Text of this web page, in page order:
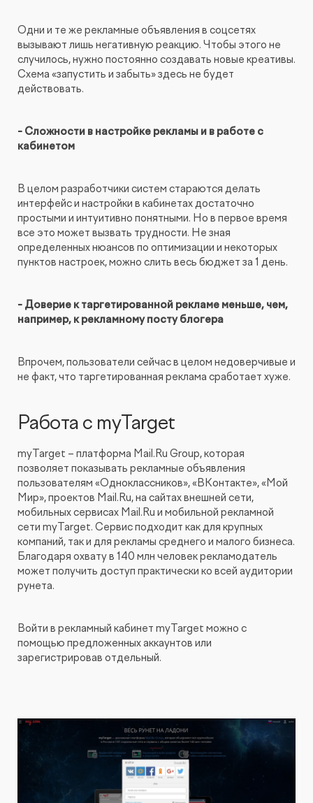
Одни и те же рекламные объявления в соцсетях
вызывают лишь негативную реакцию. Чтобы этого не
случилось, нужно постоянно создавать новые креативы.
Схема «запустить и забыть» здесь не будет
действовать.
- Сложности в настройке рекламы и в работе с
кабинетом
В целом разработчики систем стараются делать
интерфейс и настройки в кабинетах достаточно
простыми и интуитивно понятными. Но в первое время
все это может вызвать трудности. Не зная
определенных нюансов по оптимизации и некоторых
пунктов настроек, можно слить весь бюджет за 1 день.
- Доверие к таргетированной рекламе меньше, чем,
например, к рекламному посту блогера
Впрочем, пользователи сейчас в целом недоверчивые и
не факт, что таргетированная реклама сработает хуже.
Работа с myTarget
myTarget – платформа Mail.Ru Group, которая
позволяет показывать рекламные объявления
пользователям «Одноклассников», «ВКонтакте», «Мой
Мир», проектов Mail.Ru, на сайтах внешней сети,
мобильных сервисах Mail.Ru и мобильной рекламной
сети myTarget. Сервис подходит как для крупных
компаний, так и для рекламы среднего и малого бизнеса.
Благодаря охвату в 140 млн человек рекламодатель
может получить доступ практически ко всей аудитории
рунета.
Войти в рекламный кабинет myTarget можно с
помощью предложенных аккаунтов или
зарегистрировав отдельный.